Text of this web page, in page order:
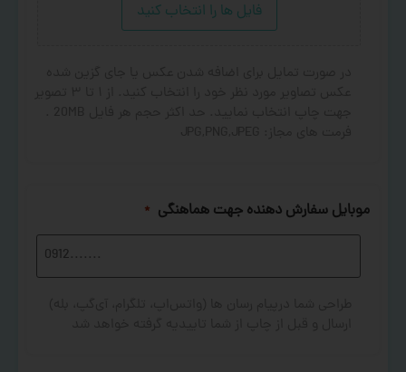
فایل ها را انتخاب کنید
موبایل سفارش دهنده جهت هماهنگی *